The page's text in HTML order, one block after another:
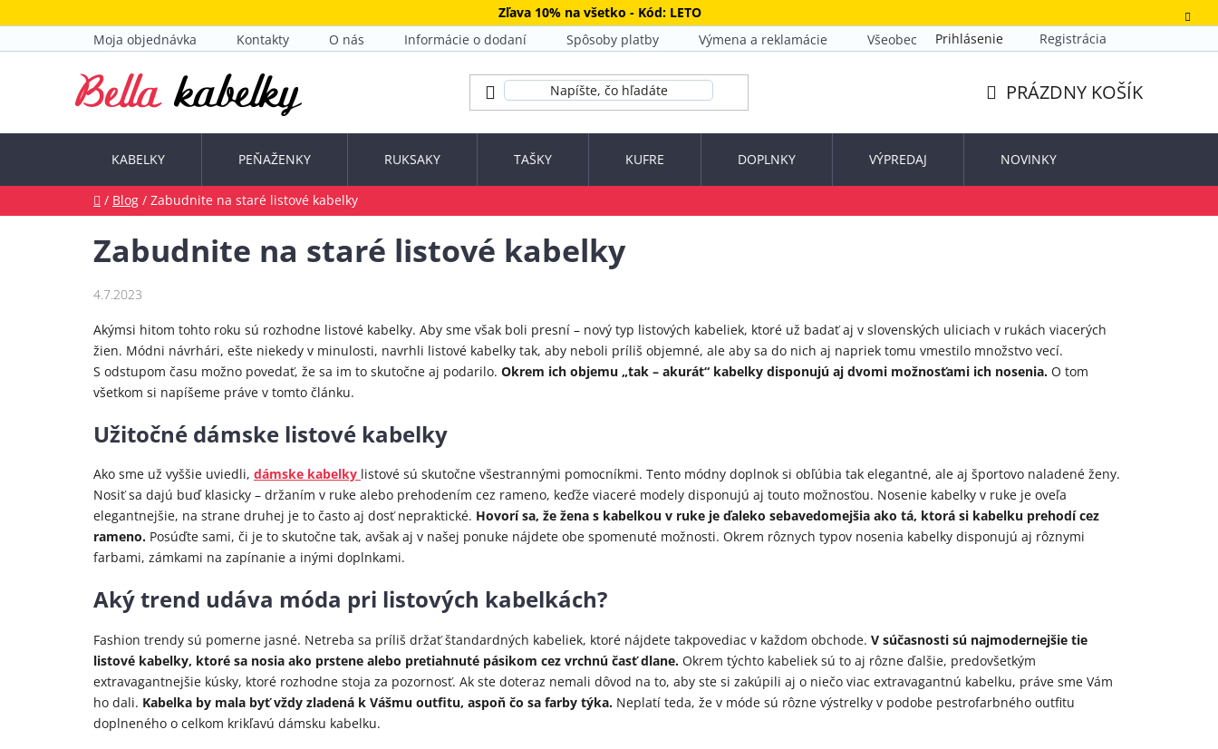
na
Zľava 10% na všetko - Kód: LETO
Moja objednávka
Kontakty O nás Informácie o dodaní Spôsoby platby Výmena a reklamácie Všeobecné obchodné podmienky
Prihlásenie Registrácia
KOŠÍK
PRÁZDNY KOŠÍK
KABELKY PEŇAŽENKY RUKSAKY TAŠKY KUFRE DOPLNKY VÝPREDAJ NOVINKY
Domov
/ Blog / Zabudnite na staré listové kabelky
Zabudnite na staré listové kabelky
4.7.2023
Akýmsi hitom tohto roku sú rozhodne listové kabelky. Aby sme však boli presní – nový typ listových kabeliek, ktoré už badať aj v slovenských uliciach v rukách viacerých
žien. Módni návrhári, ešte niekedy v minulosti, navrhli listové kabelky tak, aby neboli príliš objemné, ale aby sa do nich aj napriek tomu vmestilo množstvo vecí.
S odstupom času možno povedať, že sa im to skutočne aj podarilo. Okrem ich objemu „tak – akurát“ kabelky disponujú aj dvomi možnosťami ich nosenia. O tom
všetkom si napíšeme práve v tomto článku.
Užitočné dámske listové kabelky
Ako sme už vyššie uviedli, dámske kabelky listové sú skutočne všestrannými pomocníkmi. Tento módny doplnok si obľúbia tak elegantné, ale aj športovo naladené ženy.
Nosiť sa dajú buď klasicky – držaním v ruke alebo prehodením cez rameno, keďže viaceré modely disponujú aj touto možnosťou. Nosenie kabelky v ruke je oveľa
elegantnejšie, na strane druhej je to často aj dosť nepraktické. Hovorí sa, že žena s kabelkou v ruke je ďaleko sebavedomejšia ako tá, ktorá si kabelku prehodí cez
rameno. Posúďte sami, či je to skutočne tak, avšak aj v našej ponuke nájdete obe spomenuté možnosti. Okrem rôznych typov nosenia kabelky disponujú aj rôznymi
farbami, zámkami na zapínanie a inými doplnkami.
Aký trend udáva móda pri listových kabelkách?
Fashion trendy sú pomerne jasné. Netreba sa príliš držať štandardných kabeliek, ktoré nájdete takpovediac v každom obchode. V súčasnosti sú najmodernejšie tie
listové kabelky, ktoré sa nosia ako prstene alebo pretiahnuté pásikom cez vrchnú časť dlane. Okrem týchto kabeliek sú to aj rôzne ďalšie, predovšetkým
extravagantnejšie kúsky, ktoré rozhodne stoja za pozornosť. Ak ste doteraz nemali dôvod na to, aby ste si zakúpili aj o niečo viac extravagantnú kabelku, práve sme Vám
ho dali. Kabelka by mala byť vždy zladená k Vášmu outfitu, aspoň čo sa farby týka. Neplatí teda, že v móde sú rôzne výstrelky v podobe pestrofarbného outfitu
doplneného o celkom krikľavú dámsku kabelku.